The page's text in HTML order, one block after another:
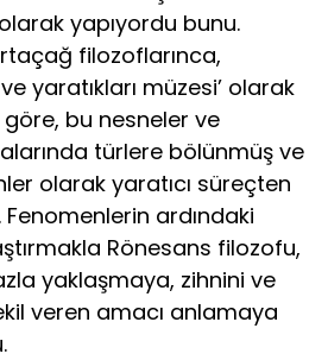
yapıyordu bunu.
filozoflarınca,
ve yaratıkları müzesi’ olarak
bu nesneler ve
türlere bölünmüş ve
olarak yaratıcı süreçten
Fenomenlerin ardındaki
Rönesans filozofu,
yaklaşmaya, zihnini ve
veren amacı anlamaya